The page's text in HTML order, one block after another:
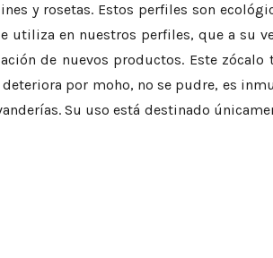
y rosetas. Estos perfiles son
utiliza en nuestros perfiles, que a su
de nuevos productos. Este zócalo
por moho, no se pudre, es
Su uso está destinado